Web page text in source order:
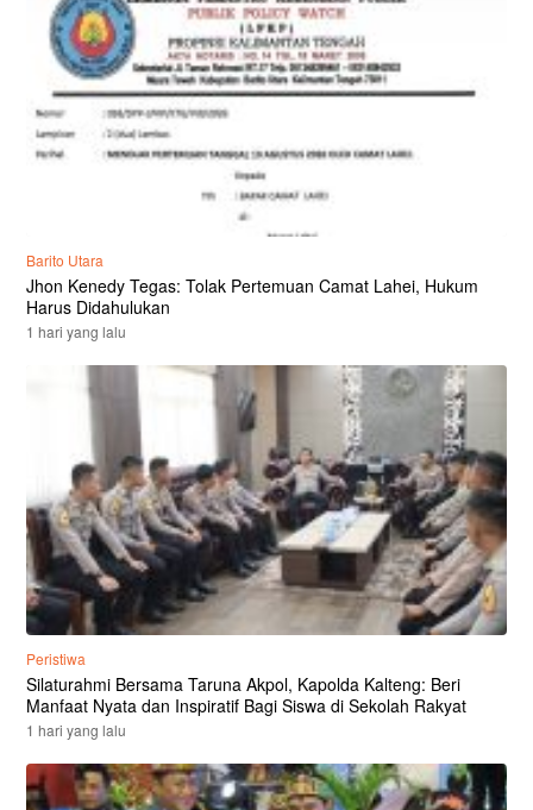
Barito Utara
Jhon Kenedy Tegas: Tolak Pertemuan Camat Lahei, Hukum
Harus Didahulukan
1 hari yang lalu
Peristiwa
Silaturahmi Bersama Taruna Akpol, Kapolda Kalteng: Beri
Manfaat Nyata dan Inspiratif Bagi Siswa di Sekolah Rakyat
1 hari yang lalu